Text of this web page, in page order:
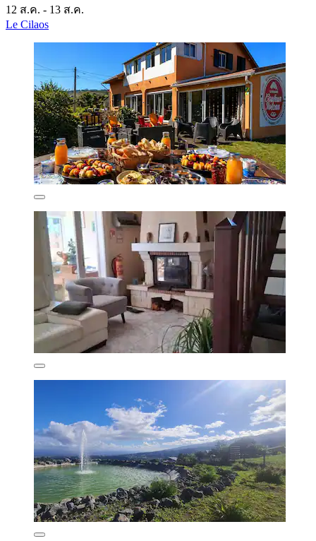
12 ส.ค. - 13 ส.ค.
Le Cilaos